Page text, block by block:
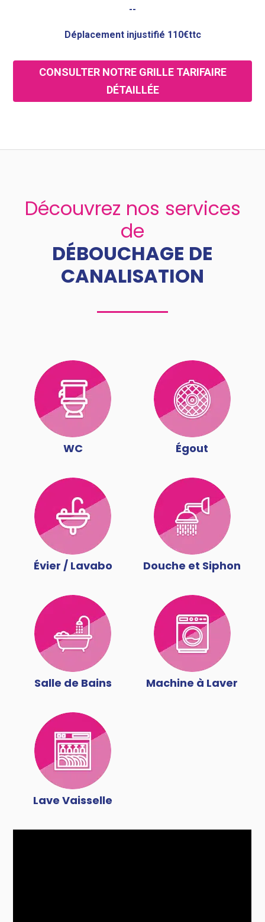
--
Déplacement injustifié 110€ttc
CONSULTER NOTRE GRILLE TARIFAIRE
DÉTAILLÉE
Découvrez nos services
de
DÉBOUCHAGE DE
CANALISATION
WC Égout
Évier / Lavabo Douche et Siphon
Salle de Bains Machine à Laver
Lave Vaisselle